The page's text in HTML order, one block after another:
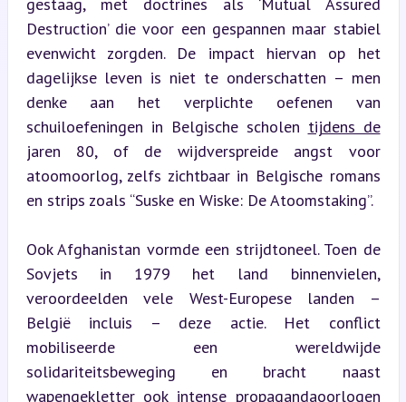
Destruction’ die voor een gespannen maar stabiel
evenwicht zorgden. De impact hiervan op het
dagelijkse leven is niet te onderschatten – men
denke aan het verplichte oefenen van
schuiloefeningen in Belgische scholen tijdens de
jaren 80, of de wijdverspreide angst voor
atoomoorlog, zelfs zichtbaar in Belgische romans
en strips zoals “Suske en Wiske: De Atoomstaking”.
Ook Afghanistan vormde een strijdtoneel. Toen de
Sovjets in 1979 het land binnenvielen,
veroordeelden vele West-Europese landen –
België incluis – deze actie. Het conflict
mobiliseerde een wereldwijde
solidariteitsbeweging en bracht naast
wapengekletter ook intense propagandaoorlogen